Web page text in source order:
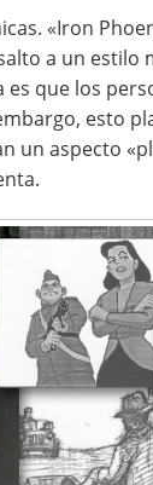
«Iron
a un estilo
que los
esto
un aspecto